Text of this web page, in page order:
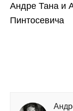
Андре Тана и
Пинтосевича